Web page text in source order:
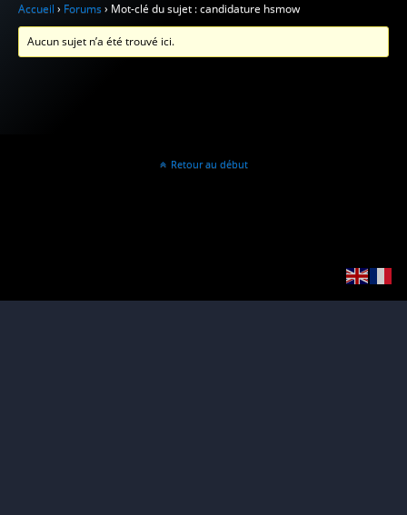
Accueil › Forums › Mot-clé du sujet : candidature hsmow
Aucun sujet n’a été trouvé ici.
Retour au début